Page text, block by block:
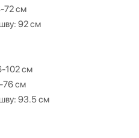
72 см
92 см
102 см
76 см
93.5 см